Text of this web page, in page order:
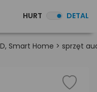
HURT DETAL
Smart Home > sprzęt